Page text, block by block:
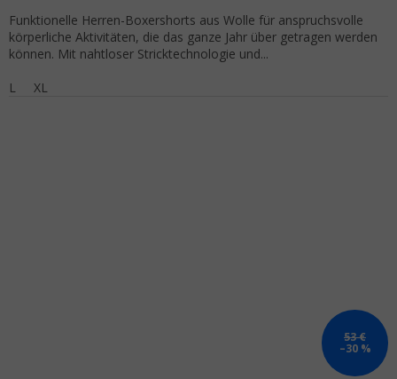
Funktionelle Herren-Boxershorts aus Wolle für anspruchsvolle
körperliche Aktivitäten, die das ganze Jahr über getragen werden
können. Mit nahtloser Stricktechnologie und...
L
XL
53 €
–30 %